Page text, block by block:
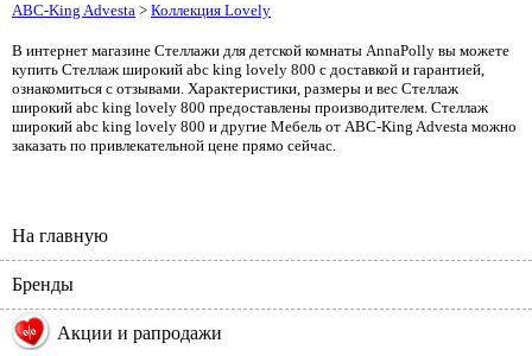
ABC-King Advesta > Коллекция Lovely
В интернет магазине Стеллажи для детской комнаты AnnaPolly вы можете
купить Стеллаж широкий abc king lovely 800 с доставкой и гарантией,
ознакомиться с отзывами. Характеристики, размеры и вес Стеллаж
широкий abc king lovely 800 предоставлены производителем. Стеллаж
широкий abc king lovely 800 и другие Мебель от ABC-King Advesta можно
заказать по привлекательной цене прямо сейчас.
На главную
Бренды
% Акции и рапродажи